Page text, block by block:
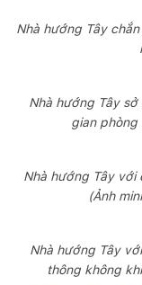
Nhà hướng Tây
Nhà hướng Tây
gian phòng
Nhà hướng Tây với
(Ảnh
Nhà hướng Tây
thông không